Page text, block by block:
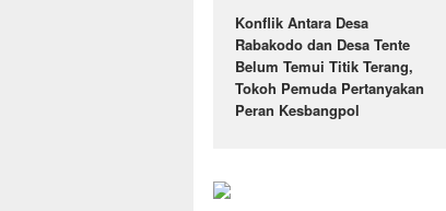
Konflik Antara Desa
Rabakodo dan Desa Tente
Belum Temui Titik Terang,
Tokoh Pemuda Pertanyakan
Peran Kesbangpol